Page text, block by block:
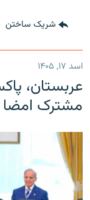
شریک ساختن
اسد ۱۷, ۱۴۰۵
عربستان،
مشترک امضا